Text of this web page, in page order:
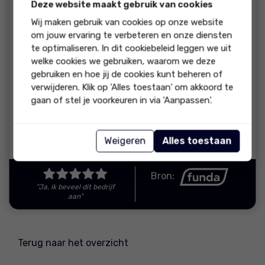
beoordeling:
Contact met de makelaar was makkelijk en snel. Ze waren
altijd op de hoogte en goede kennis van zaken. Super Max!
Super tevreden!
reactie
Bedankt voor deze reactie en natuurlijk de mooie
waardering met een 10! Super bedankt namens het
Reactie van Lagerweij & Fonk Makelaars
"Ja, ik beveel dit bedrijf
aan"
Bron:
Terug naar het overzicht
Deze website maakt gebruik van cookies
Wij maken gebruik van cookies op onze website
om jouw ervaring te verbeteren en onze diensten
te optimaliseren. In dit cookiebeleid leggen we uit
welke cookies we gebruiken, waarom we deze
gebruiken en hoe jij de cookies kunt beheren of
verwijderen. Klik op 'Alles toestaan' om akkoord te
gaan of stel je voorkeuren in via 'Aanpassen'.
Weigeren Alles toestaan